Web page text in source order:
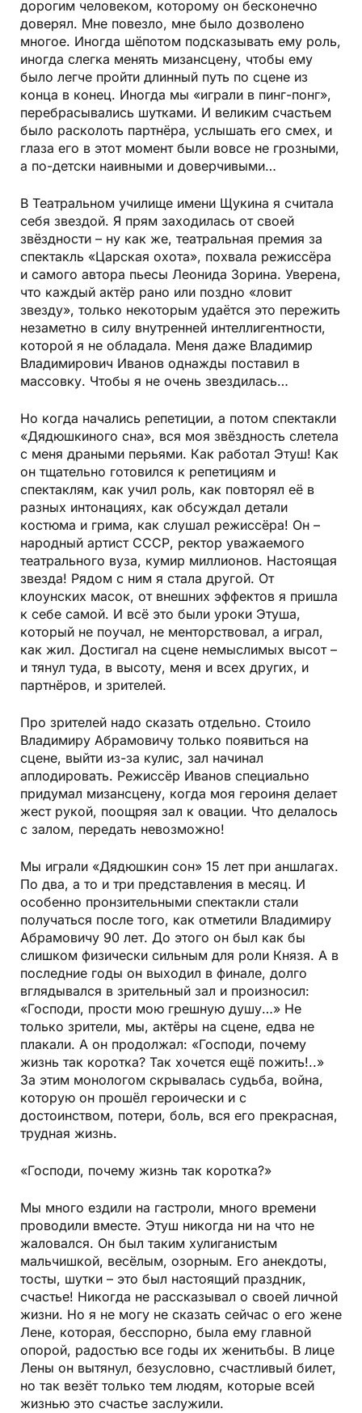
дорогим человеком, которому он бесконечно
доверял. Мне повезло, мне было дозволено
многое. Иногда шёпотом подсказывать ему роль,
иногда слегка менять мизансцену, чтобы ему
было легче пройти длинный путь по сцене из
конца в конец. Иногда мы «играли в пинг-понг»,
перебрасывались шутками. И великим счастьем
было расколоть партнёра, услышать его смех, и
глаза его в этот момент были вовсе не грозными,
а по-детски наивными и доверчивыми…
В Театральном училище имени Щукина я считала
себя звездой. Я прям заходилась от своей
звёздности – ну как же, театральная премия за
спектакль «Царская охота», похвала режиссёра
и самого автора пьесы Леонида Зорина. Уверена,
что каждый актёр рано или поздно «ловит
звезду», только некоторым удаётся это пережить
незаметно в силу внутренней интеллигентности,
которой я не обладала. Меня даже Владимир
Владимирович Иванов однажды поставил в
массовку. Чтобы я не очень звездилась…
Но когда начались репетиции, а потом спектакли
«Дядюшкиного сна», вся моя звёздность слетела
с меня драными перьями. Как работал Этуш! Как
он тщательно готовился к репетициям и
спектаклям, как учил роль, как повторял её в
разных интонациях, как обсуждал детали
костюма и грима, как слушал режиссёра! Он –
народный артист СССР, ректор уважаемого
театрального вуза, кумир миллионов. Настоящая
звезда! Рядом с ним я стала другой. От
клоунских масок, от внешних эффектов я пришла
к себе самой. И всё это были уроки Этуша,
который не поучал, не менторствовал, а играл,
как жил. Достигал на сцене немыслимых высот –
и тянул туда, в высоту, меня и всех других, и
партнёров, и зрителей.
Про зрителей надо сказать отдельно. Стоило
Владимиру Абрамовичу только появиться на
сцене, выйти из-за кулис, зал начинал
аплодировать. Режиссёр Иванов специально
придумал мизансцену, когда моя героиня делает
жест рукой, поощряя зал к овации. Что делалось
с залом, передать невозможно!
Мы играли «Дядюшкин сон» 15 лет при аншлагах.
По два, а то и три представления в месяц. И
особенно пронзительными спектакли стали
получаться после того, как отметили Владимиру
Абрамовичу 90 лет. До этого он был как бы
слишком физически сильным для роли Князя. А в
последние годы он выходил в финале, долго
вглядывался в зрительный зал и произносил:
«Господи, прости мою грешную душу…» Не
только зрители, мы, актёры на сцене, едва не
плакали. А он продолжал: «Господи, почему
жизнь так коротка? Так хочется ещё пожить!..»
За этим монологом скрывалась судьба, война,
которую он прошёл героически и с
достоинством, потери, боль, вся его прекрасная,
трудная жизнь.
«Господи, почему жизнь так коротка?»
Мы много ездили на гастроли, много времени
проводили вместе. Этуш никогда ни на что не
жаловался. Он был таким хулиганистым
мальчишкой, весёлым, озорным. Его анекдоты,
тосты, шутки – это был настоящий праздник,
счастье! Никогда не рассказывал о своей личной
жизни. Но я не могу не сказать сейчас о его жене
Лене, которая, бесспорно, была ему главной
опорой, радостью все годы их женитьбы. В лице
Лены он вытянул, безусловно, счастливый билет,
но так везёт только тем людям, которые всей
жизнью это счастье заслужили.